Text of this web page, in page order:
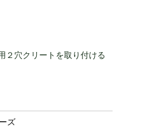
２穴クリートを取り付ける
ズ